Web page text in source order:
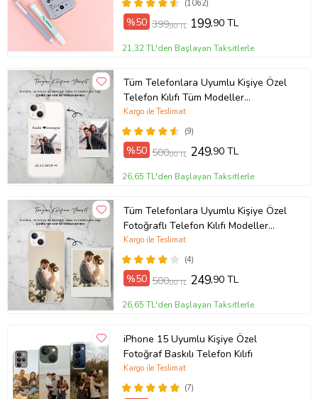
(1062)
%50 399,90 TL 199,90 TL
21,32 TL'den Başlayan Taksitlerle
Tüm Telefonlara Uyumlu Kişiye Özel
Telefon Kılıfı Tüm Modeller
Açıklamada
(9)
Kargo ile Teslimat
%50 500,00 TL 249,90 TL
26,65 TL'den Başlayan Taksitlerle
Tüm Telefonlara Uyumlu Kişiye Özel
Fotoğraflı Telefon Kılıfı Modeller
Açıklamada
(4)
Kargo ile Teslimat
%50 500,00 TL 249,90 TL
26,65 TL'den Başlayan Taksitlerle
iPhone 15 Uyumlu Kişiye Özel
Fotoğraf Baskılı Telefon Kılıfı
(7)
Kargo ile Teslimat